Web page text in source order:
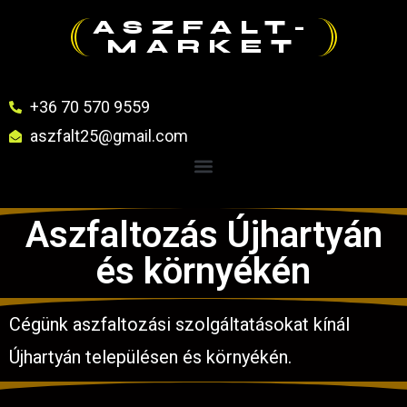
ASZFALT-
MARKET
+36 70 570 9559
aszfalt25@gmail.com
Aszfaltozás Újhartyán
és környékén
Cégünk aszfaltozási szolgáltatásokat kínál
Újhartyán településen és környékén.